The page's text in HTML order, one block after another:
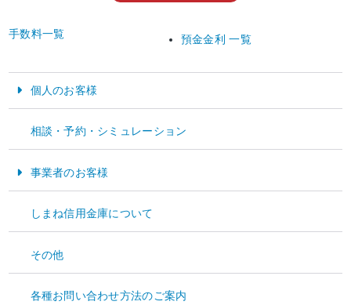
手数料一覧 預金金利 一覧
個人のお客様
お金をためる・そなえる
お金をかりる
相談・予約・シミュレーション
事業者のお客様
資金運用
資金調達
経営サポート
しまね信用金庫について
その他
各種お問い合わせ方法のご案内
庫 理事長 小川義弘、しまね信用金庫 理事長 藤原俊樹）と山陰合同銀行（頭取 山崎
徹）では、お客さまの利便性向上を図るため、下記のとおり預金等の相続にかかる
手続きおよび書類を共通化することといたしましたので、お知らせします。
1.実施日
2022年4月1日（金）
2.共通化の概要
● 各金融機関にご提出いただく「相続届」の様式、記入方法を共通化